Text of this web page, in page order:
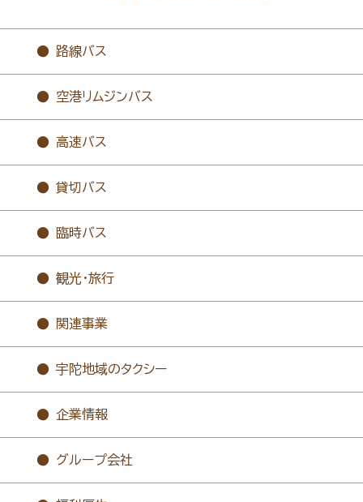
路線バス
空港リムジンバス
高速バス
貸切バス
臨時バス
観光・旅行
関連事業
宇陀地域のタクシー
企業情報
グループ会社